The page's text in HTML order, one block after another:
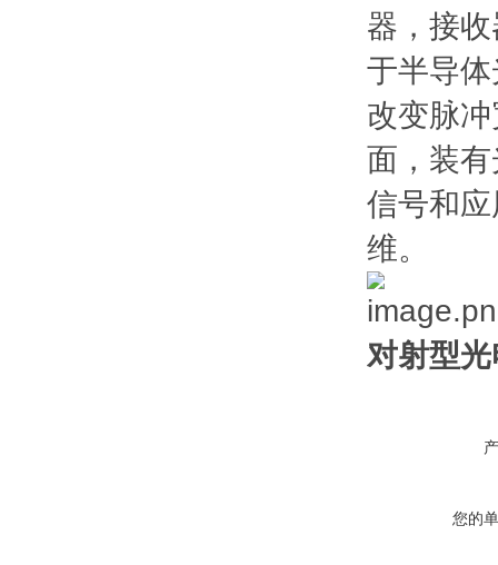
器，接
于半导
改变脉
面，装
信号和
维。
对射型
您的